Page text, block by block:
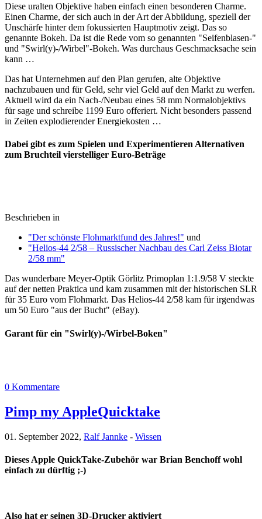
Diese uralten Objektive haben einfach einen besonderen Charme.
Einen Charme, der sich auch in der Art der Abbildung, speziell der
Unschärfe hinter dem fokussierten Hauptmotiv zeigt. Das so
genannte Bokeh. Da ist die Rede vom so genannten "Seifenblasen-"
und "Swirl(y)-/Wirbel"-Bokeh. Was durchaus Geschmacksache sein
kann …
Das hat Unternehmen auf den Plan gerufen, alte Objektive
nachzubauen und für Geld, sehr viel Geld auf den Markt zu werfen.
Aktuell wird da ein Nach-/Neubau eines 58 mm Normalobjektivs
für sage und schreibe 1199 Euro offeriert. Nicht besonders passend
in Zeiten explodierender Energiekosten …
Dabei gibt es zum Spielen und Experimentieren Alternativen
zum Bruchteil vierstelliger Euro-Beträge
Beschrieben in
"Der schönste Flohmarktfund des Jahres!" und
"Helios-44 2/58 – Russischer Nachbau des Carl Zeiss Biotar
2/58 mm"
Das wunderbare Meyer-Optik Görlitz Primoplan 1:1.9/58 V steckte
auf der netten Praktica und kam zusammen mit der historischen SLR
für 35 Euro vom Flohmarkt. Das Helios-44 2/58 kam für irgendwas
um 50 Euro "aus der Bucht" (eBay).
Garant für ein "Swirl(y)-/Wirbel-Boken"
0 Kommentare
Pimp my AppleQuicktake
01. September 2022, Ralf Jannke - Wissen
Dieses Apple QuickTake-Zubehör war Brian Benchoff wohl
einfach zu dürftig ;-)
Also hat er seinen 3D-Drucker aktiviert